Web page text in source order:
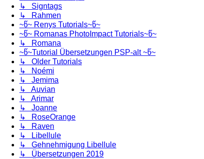
↳ Signtags
↳ Rahmen
~წ~ Renys Tutorials~წ~
~წ~ Romanas PhotoImpact Tutorials~წ~
↳ Romana
~წ~Tutorial Übersetzungen PSP-alt ~წ~
↳ Older Tutorials
↳ Noémi
↳ Jemima
↳ Auvian
↳ Arimar
↳ Joanne
↳ RoseOrange
↳ Raven
↳ Libellule
↳ Gehnehmigung Libellule
↳ Übersetzungen 2019